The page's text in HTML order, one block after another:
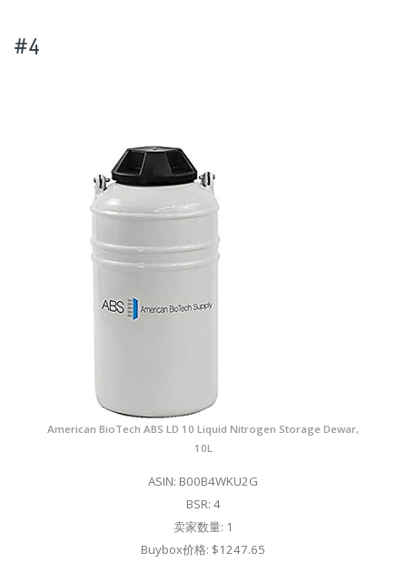
#4
American BioTech ABS LD 10 Liquid Nitrogen Storage Dewar,
10L
ASIN: B00B4WKU2G
BSR: 4
卖家数量: 1
Buybox价格: $1247.65